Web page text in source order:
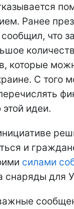
Ранее
что
которые
С того
идеи.
и
силами
снаряды для